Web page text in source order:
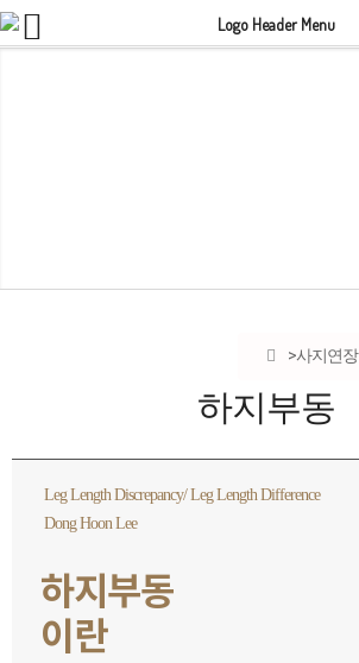
사지연장
하지부동
Leg Length Discrepancy/ Leg Length Difference
Dong Hoon Lee
하지부동
이란